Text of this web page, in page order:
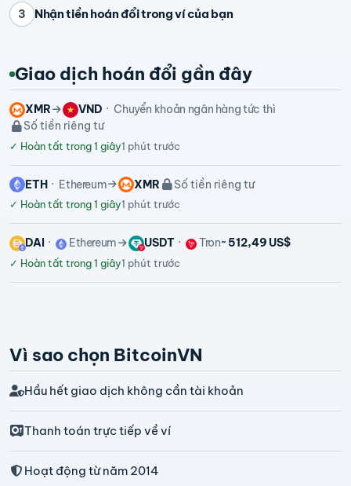
3 Nhận tiền hoán đổi trong ví của bạn
Giao dịch hoán đổi gần đây
XMR VND
Chuyển khoản ngân hàng tức thì
Số tiền riêng tư
✓ Hoàn tất trong 1 giây1 phút trước
ETH Ethereum XMR Số tiền riêng tư
✓ Hoàn tất trong 1 giây1 phút trước
DAI Ethereum USDT Tron~ 512,49 US$
✓ Hoàn tất trong 1 giây1 phút trước
Vì sao chọn BitcoinVN
Hầu hết giao dịch không cần tài khoản
Thanh toán trực tiếp về ví
Hoạt động từ năm 2014